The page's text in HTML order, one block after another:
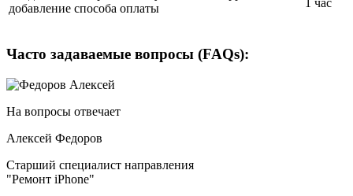
добавление способа оплаты
1 час
Часто задаваемые вопросы (FAQs):
На вопросы отвечает
Алексей Федоров
Старший специалист направления
"Ремонт iPhone"